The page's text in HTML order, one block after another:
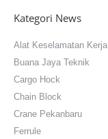
Kategori News
Alat Keselamatan Kerja
Buana Jaya Teknik
Cargo Hock
Chain Block
Crane Pekanbaru
Ferrule